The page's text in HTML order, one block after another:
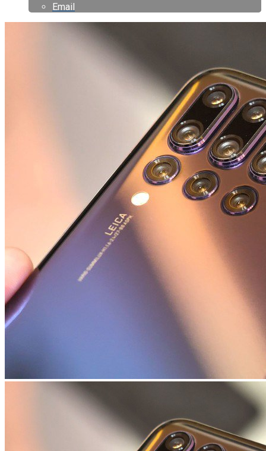
Email